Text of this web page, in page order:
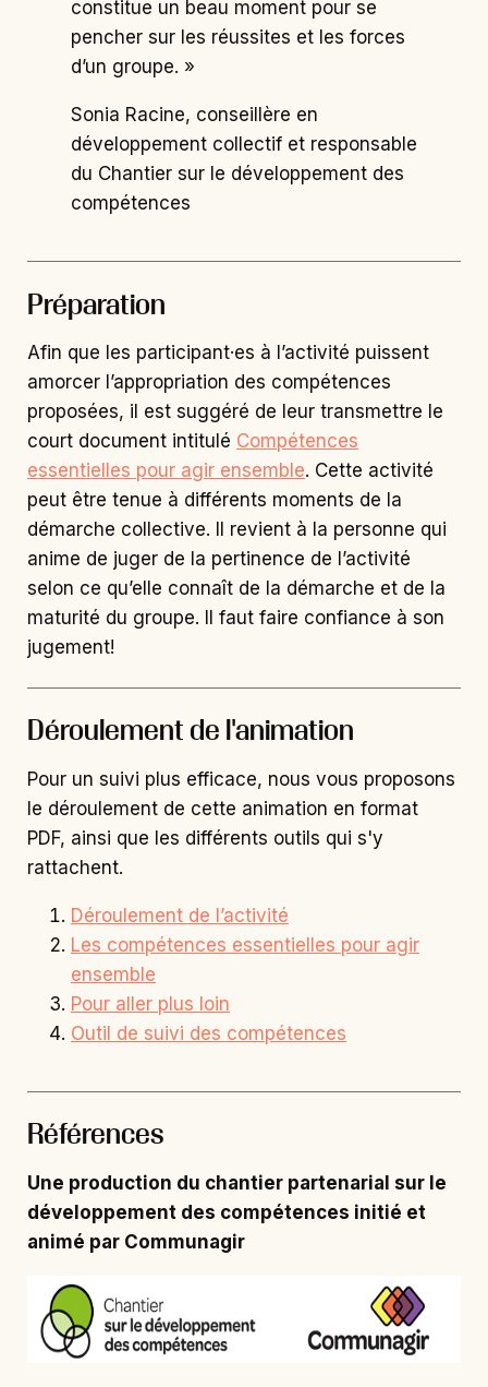
constitue un beau moment pour se
pencher sur les réussites et les forces
d’un groupe. »
Sonia Racine, conseillère en
développement collectif et responsable
du Chantier sur le développement des
compétences
Préparation
Afin que les participant·es à l’activité puissent
amorcer l’appropriation des compétences
proposées, il est suggéré de leur transmettre le
court document intitulé Compétences
essentielles pour agir ensemble. Cette activité
peut être tenue à différents moments de la
démarche collective. Il revient à la personne qui
anime de juger de la pertinence de l’activité
selon ce qu’elle connaît de la démarche et de la
maturité du groupe. Il faut faire confiance à son
jugement!
Déroulement de l'animation
Pour un suivi plus efficace, nous vous proposons
le déroulement de cette animation en format
PDF, ainsi que les différents outils qui s'y
rattachent.
Déroulement de l’activité
Les compétences essentielles pour agir
ensemble
Pour aller plus loin
Outil de suivi des compétences
Références
Une production du chantier partenarial sur le
développement des compétences initié et
animé par Communagir